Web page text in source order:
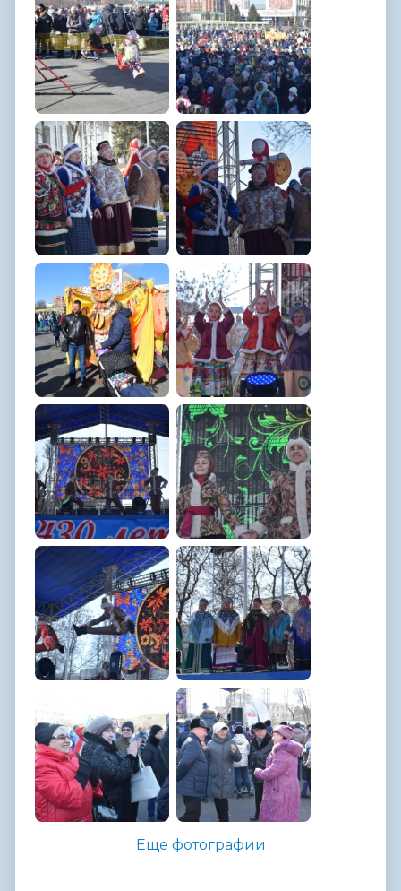
Еще фотографии